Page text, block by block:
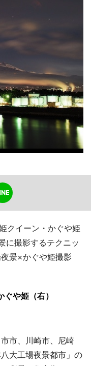
クイーン・かぐや姫
に撮影するテクニッ
景×かぐや姫撮影
や姫（右）
市、川崎市、尼崎
大工場夜景都市」の